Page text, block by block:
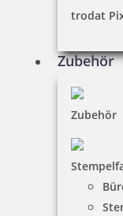
trodat
Zubehör
Zubehör